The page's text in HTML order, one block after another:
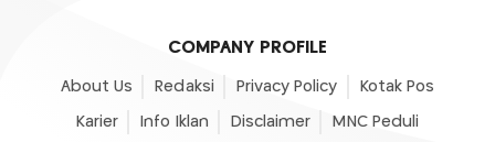
COMPANY PROFILE
About Us Redaksi Privacy Policy Kotak Pos
Karier Info Iklan Disclaimer MNC Peduli